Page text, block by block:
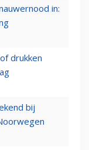
in:
drukken
bij